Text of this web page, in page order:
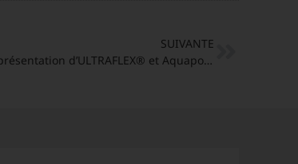
SUIVANTE
News Grand succès des journées techniques de présentation d’ULTRAFLEX® et Aquapol en Galice